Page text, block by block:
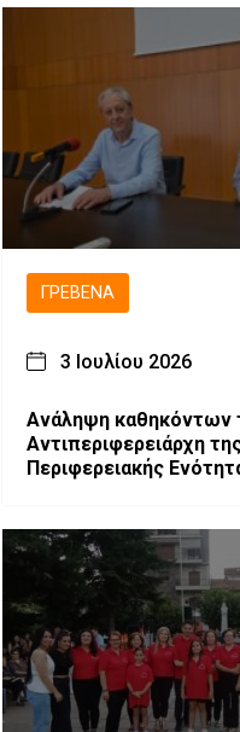
ΓΡΕΒΕΝΆ
3 Ιουλίου 2026
Ανάληψη καθηκόντων
Αντιπεριφερειάρχη
Περιφερειακής